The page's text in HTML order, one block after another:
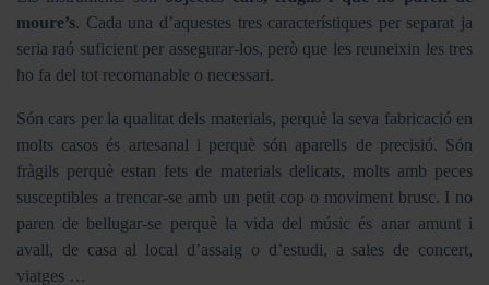
moure’s. Cada una d’aquestes tres característiques per separat ja
seria raó suficient per assegurar-los, però que les reuneixin les tres
ho fa del tot recomanable o necessari.
Són cars per la qualitat dels materials, perquè la seva fabricació en
molts casos és artesanal i perquè són aparells de precisió. Són
fràgils perquè estan fets de materials delicats, molts amb peces
susceptibles a trencar-se amb un petit cop o moviment brusc. I no
paren de bellugar-se perquè la vida del músic és anar amunt i
avall, de casa al local d’assaig o d’estudi, a sales de concert,
viatges …